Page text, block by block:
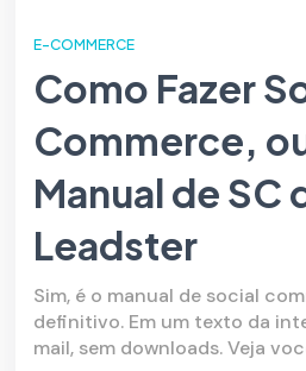
E-COMMERCE
Como Fazer
Commerce,
Manual de SC
Leadster
Sim, é o manual de social
definitivo. Em um texto da
mail, sem downloads. Veja